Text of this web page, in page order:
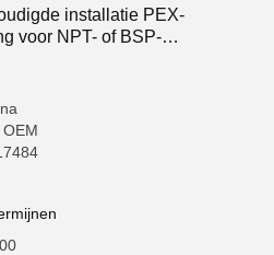
installatie PEX-
voor NPT- of BSP-